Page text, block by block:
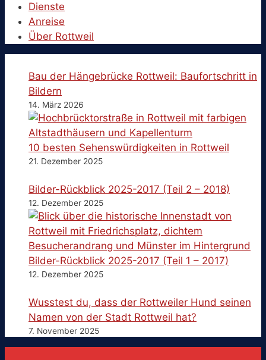
Dienste
Anreise
Über Rottweil
Bau der Hängebrücke Rottweil: Baufortschritt in
Bildern
14. März 2026
10 besten Sehenswürdigkeiten in Rottweil
21. Dezember 2025
Bilder-Rückblick 2025-2017 (Teil 2 – 2018)
12. Dezember 2025
Bilder-Rückblick 2025-2017 (Teil 1 – 2017)
12. Dezember 2025
Wusstest du, dass der Rottweiler Hund seinen
Namen von der Stadt Rottweil hat?
7. November 2025